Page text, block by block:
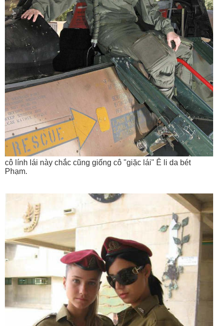
cô lính lái này chắc cũng giống cô "giặc lái" Ê li da bét
Phạm.